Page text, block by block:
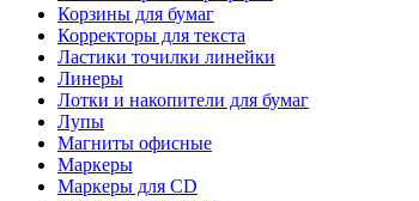
Корзины для бумаг
Корректоры для текста
Ластики точилки линейки
Линеры
Лотки и накопители для бумаг
Лупы
Магниты офисные
Маркеры
Маркеры для CD